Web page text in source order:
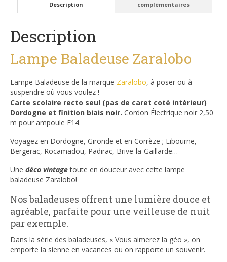
Description
complémentaires
Description
Lampe Baladeuse Zaralobo
Lampe Baladeuse de la marque Zaralobo, à poser ou à
suspendre où vous voulez !
Carte scolaire recto seul (pas de caret coté intérieur)
Dordogne et finition biais noir. Cordon Électrique noir 2,50
m pour ampoule E14.
Voyagez en Dordogne, Gironde et en Corrèze ; Libourne,
Bergerac, Rocamadou, Padirac, Brive-la-Gaillarde…
Une déco vintagetoute en douceur avec cette lampe
baladeuse Zaralobo!
Nos baladeuses offrent une lumière douce et
agréable, parfaite pour une veilleuse de nuit
par exemple.
Dans la série des baladeuses, « Vous aimerez la géo », on
emporte la sienne en vacances ou on rapporte un souvenir.